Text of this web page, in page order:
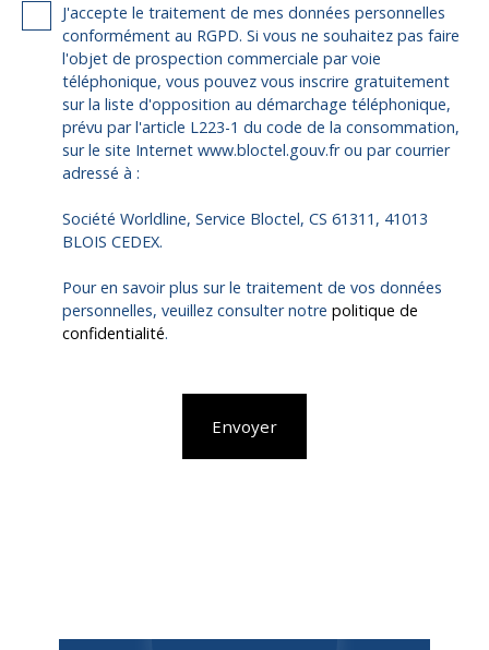
J'accepte le traitement de mes données personnelles
conformément au RGPD. Si vous ne souhaitez pas faire
l'objet de prospection commerciale par voie
téléphonique, vous pouvez vous inscrire gratuitement
sur la liste d'opposition au démarchage téléphonique,
prévu par l'article L223-1 du code de la consommation,
sur le site Internet www.bloctel.gouv.fr ou par courrier
adressé à :
Société Worldline, Service Bloctel, CS 61311, 41013
BLOIS CEDEX.
Pour en savoir plus sur le traitement de vos données
personnelles, veuillez consulter notre politique de
confidentialité.
Envoyer